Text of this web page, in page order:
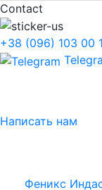
Contact
+38 (096) 103 00
Написать нам
Феникс